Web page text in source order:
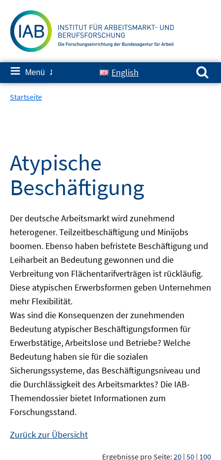
zum
Inhalt
≡ Menü ✘ English
Suchen nach:
Startseite
Atypische
Beschäftigung
Der deutsche Arbeitsmarkt wird zunehmend
heterogener. Teilzeitbeschäftigung und Minijobs
boomen. Ebenso haben befristete Beschäftigung und
Leiharbeit an Bedeutung gewonnen und die
Verbreitung von Flächentarifverträgen ist rückläufig.
Diese atypischen Erwerbsformen geben Unternehmen
mehr Flexibilität.
Was sind die Konsequenzen der zunehmenden
Bedeutung atypischer Beschäftigungsformen für
Erwerbstätige, Arbeitslose und Betriebe? Welche
Bedeutung haben sie für die sozialen
Sicherungssysteme, das Beschäftigungsniveau und
die Durchlässigkeit des Arbeitsmarktes? Die IAB-
Themendossier bietet Informationen zum
Forschungsstand.
Zurück zur Übersicht
Ergebnisse pro Seite: 20 | 50 | 100